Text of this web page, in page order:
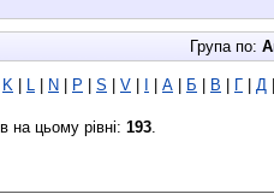
Група по:
K L N P S V А Б В Г Д
на цьому рівні: 193.